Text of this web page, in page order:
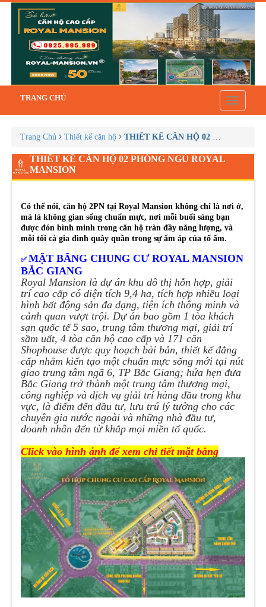
Toggle
TRANG CHỦ
Trang Chủ Thiết kế căn hộ THIẾT KẾ CĂN HỘ 02 PHÒNG
THIẾT KẾ CĂN HỘ 02 PHÒNG NGỦ ROYAL
MANSION
Có thể nói, căn hộ 2PN tại Royal Mansion không chỉ là nơi ở,
mà là không gian sống chuẩn mực, nơi mỗi buổi sáng bạn
được đón bình minh trong căn hộ tràn đầy năng lượng, và
mỗi tối cả gia đình quây quần trong sự ấm áp của tổ ấm.
✅MẶT BẰNG CHUNG CƯ ROYAL MANSION
BẮC GIANG
Royal Mansion là dự án khu đô thị hỗn hợp, giải
trí cao cấp có diện tích 9,4 ha, tích hợp nhiều loại
hình bất động sản đa dạng, tiện ích thông minh và
cảnh quan vượt trội. Dự án bao gồm 1 tòa khách
sạn quốc tế 5 sao, trung tâm thương mại, giải trí
sầm uất, 4 tòa căn hộ cao cấp và 171 căn
Shophouse được quy hoạch bài bản, thiết kế đẳng
cấp nhằm kiến tạo một chuẩn mực sống mới tại nút
giao trung tâm ngã 6, TP Bắc Giang; hứa hẹn đưa
Bắc Giang trở thành một trung tâm thương mại,
công nghiệp và dịch vụ giải trí hàng đầu trong khu
vực, là điểm đến đầu tư, lưu trú lý tưởng cho các
chuyên gia nước ngoài và những nhà đầu tư,
doanh nhân đến từ khắp mọi miền tổ quốc.
Click vào hình ảnh để xem chi tiết mặt bằng